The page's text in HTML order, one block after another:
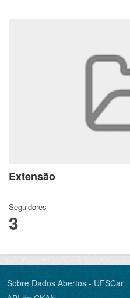
Extensão
Seguidores
3
Sobre Dados Abertos - UFSCar